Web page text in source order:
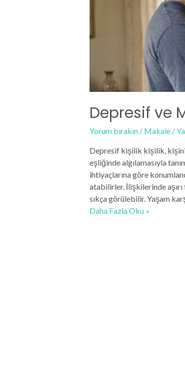
Depresif ve
Yorum bırakın / Makale/
Depresif kişilik kişilik,
eşliğinde algılamasıyla
ihtiyaçlarına göre
atabilirler. İlişkilerinde aşırı
sıkça görülebilir. Yaşam
Depresif
Daha Fazla Oku »